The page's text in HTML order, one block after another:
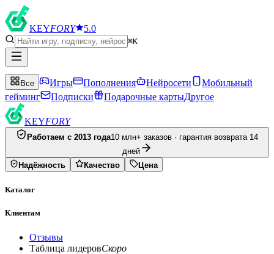
KEYFORY 5.0
⌘K
Все Игры Пополнения Нейросети
Мобильный
гейминг
Подписки Подарочные картыДругое
KEYFORY
Работаем с 2013 года10 млн+ заказов · гарантия возврата 14
дней
Надёжность
Качество Цена
Каталог
Клиентам
Отзывы
Таблица лидеровСкоро